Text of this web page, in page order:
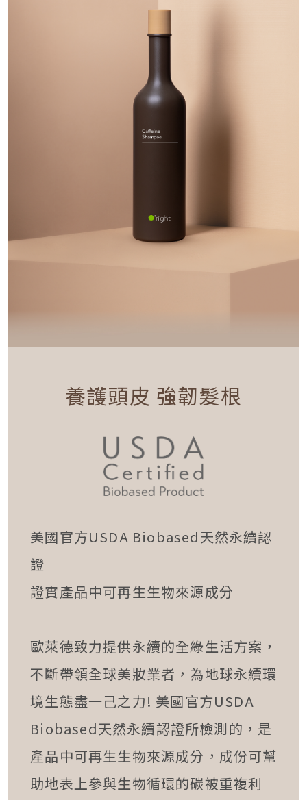
養護頭皮 強韌髮根
美國官方USDA Biobased天然永續認
證
證實產品中可再生生物來源成分
歐萊德致力提供永續的全綠生活方案，
不斷帶領全球美妝業者，為地球永續環
境生態盡一己之力! 美國官方USDA
Biobased天然永續認證所檢測的，是
產品中可再生生物來源成分，成份可幫
助地表上參與生物循環的碳被重複利